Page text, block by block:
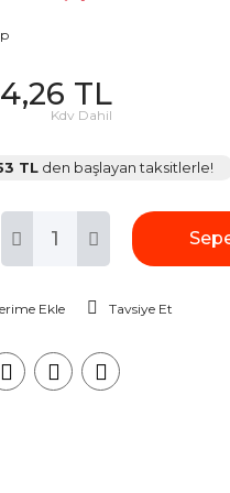
TL
Kdv Dahil
TL den başlayan taksitlerle!
Tavsiye Et